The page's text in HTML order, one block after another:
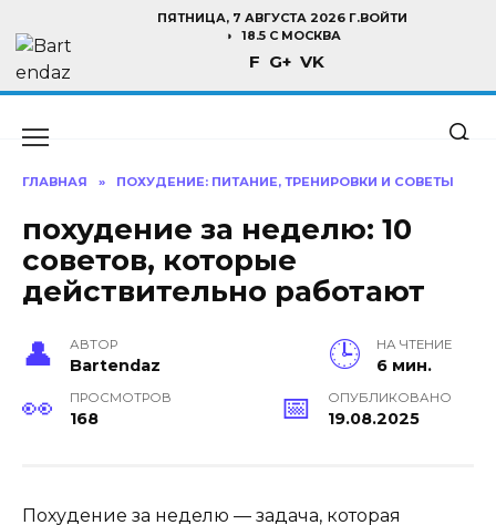
содержанию
ПЯТНИЦА, 7 АВГУСТА 2026 Г.ВОЙТИ
18.5 C МОСКВА
F G+ VK
ГЛАВНАЯ » ПОХУДЕНИЕ: ПИТАНИЕ, ТРЕНИРОВКИ И СОВЕТЫ
похудение за неделю: 10
советов, которые
действительно работают
АВТОР
Bartendaz
НА ЧТЕНИЕ
6 мин.
ПРОСМОТРОВ
168
ОПУБЛИКОВАНО
19.08.2025
Похудение за неделю — задача, которая